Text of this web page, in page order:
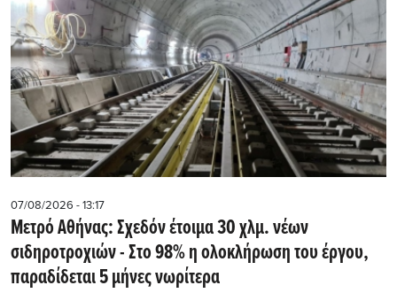
07/08/2026 - 13:17
Μετρό Αθήνας: Σχεδόν έτοιμα 30 χλμ. νέων
σιδηροτροχιών - Στο 98% η ολοκλήρωση του έργου,
παραδίδεται 5 μήνες νωρίτερα